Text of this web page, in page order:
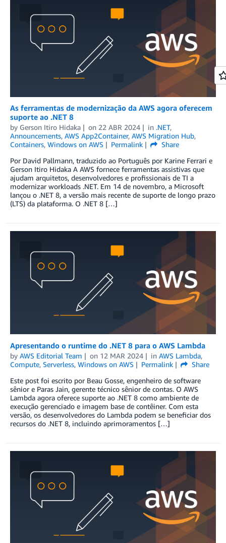
As ferramentas de modernização da AWS agora oferecem
suporte ao .NET 8
by Gerson Itiro Hidaka on 22 ABR 2024 in .NET,
Announcements, AWS App2Container, AWS Migration Hub,
Containers, Windows on AWS Permalink
Share
Por David Pallmann, traduzido ao Português por Karine Ferrari e
Gerson Itiro Hidaka A AWS fornece ferramentas assistivas que
ajudam arquitetos, desenvolvedores e profissionais de TI a
modernizar workloads .NET. Em 14 de novembro, a Microsoft
lançou o .NET 8, a versão mais recente de suporte de longo prazo
(LTS) da plataforma. O .NET 8 […]
Apresentando o runtime do .NET 8 para o AWS Lambda
by AWS Editorial Team on 12 MAR 2024 in AWS Lambda,
Compute, Serverless, Windows on AWS Permalink
Share
Este post foi escrito por Beau Gosse, engenheiro de software
sênior e Paras Jain, gerente técnico sênior de contas. O AWS
Lambda agora oferece suporte ao .NET 8 como ambiente de
execução gerenciado e imagem base de contêiner. Com esta
versão, os desenvolvedores do Lambda podem se beneficiar dos
recursos do .NET 8, incluindo aprimoramentos […]